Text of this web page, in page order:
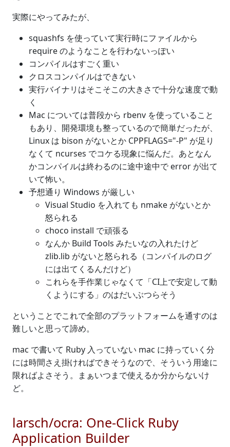
実際にやってみたが、
squashfs を使っていて実行時にファイルから
require のようなことを行わないっぽい
コンパイルはすごく重い
クロスコンパイルはできない
実行バイナリはそこそこの大きさで十分な速度で動
く
Mac については普段から rbenv を使っていること
もあり、開発環境も整っているので簡単だったが、
Linux は bison がないとか CPPFLAGS="-P" が足り
なくて ncurses でコケる現象に悩んだ。あとなん
かコンパイルは終わるのに途中途中で error が出て
いて怖い。
予想通り Windows が厳しい
Visual Studio を入れても nmake がないとか
怒られる
choco install で頑張る
なんか Build Tools みたいなの入れたけど
zlib.lib がないと怒られる（コンパイルのログ
には出てくるんだけど）
これらを手作業じゃなくて「CI上で安定して動
くようにする」のはだいぶつらそう
ということでこれで全部のプラットフォームを通すのは
難しいと思って諦め。
mac で書いて Ruby 入っていない mac に持っていく分
には時間さえ掛ければできそうなので、そういう用途に
限ればよさそう。まぁいつまで使えるか分からないけ
ど。
larsch/ocra: One-Click Ruby
Application Builder